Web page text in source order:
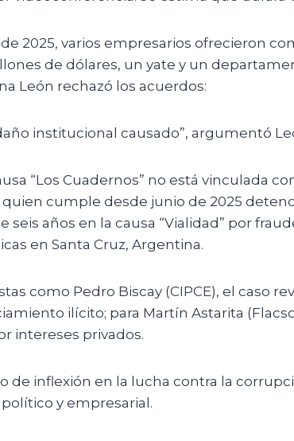
2025, varios empresarios ofrecieron
de dólares, un yate y un
León rechazó los acuerdos:
institucional causado”, argumentó
“Los Cuadernos” no está vinculada
cumple desde junio de 2025
años en la causa “Vialidad” por
en Santa Cruz, Argentina.
como Pedro Biscay (CIPCE), el caso
ilícito; para Martín Astarita
intereses privados.
de inflexión en la lucha contra la
y empresarial.